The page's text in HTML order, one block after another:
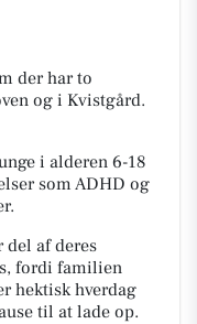
der har to
og i Kvistgård.
i alderen 6-18
som ADHD og
del af deres
fordi familien
hektisk hverdag
til at lade op.